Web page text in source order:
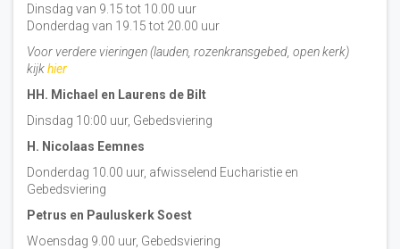
Dinsdag van 9.15 tot 10.00 uur
Donderdag van 19.15 tot 20.00 uur
Voor verdere vieringen (lauden, rozenkransgebed, open kerk)
kijkhier
HH. Michael en Laurens de Bilt
Dinsdag 10:00 uur, Gebedsviering
H. Nicolaas Eemnes
Donderdag 10.00 uur, afwisselend Eucharistie en
Gebedsviering
Petrus en Pauluskerk Soest
Woensdag 9.00 uur, Gebedsviering